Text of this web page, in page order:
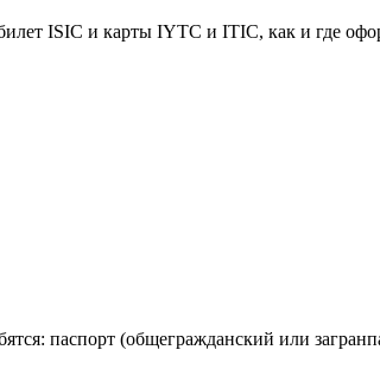
ISIC и карты IYTC и ITIC, как и где
паспорт (общегражданский или